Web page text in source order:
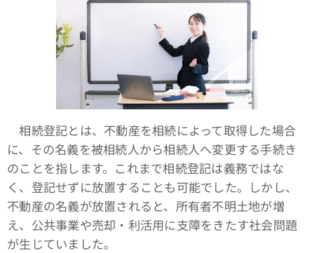
相続登記とは、不動産を相続によって取得した場合
に、その名義を被相続人から相続人へ変更する手続き
のことを指します。これまで相続登記は義務ではな
く、登記せずに放置することも可能でした。しかし、
不動産の名義が放置されると、所有者不明土地が増
え、公共事業や売却・利活用に支障をきたす社会問題
が生じていました。